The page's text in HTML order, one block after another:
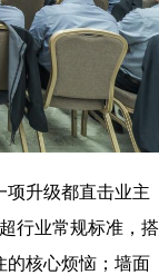
项升级都直击业主
行业常规标准，搭
的核心烦恼；墙面